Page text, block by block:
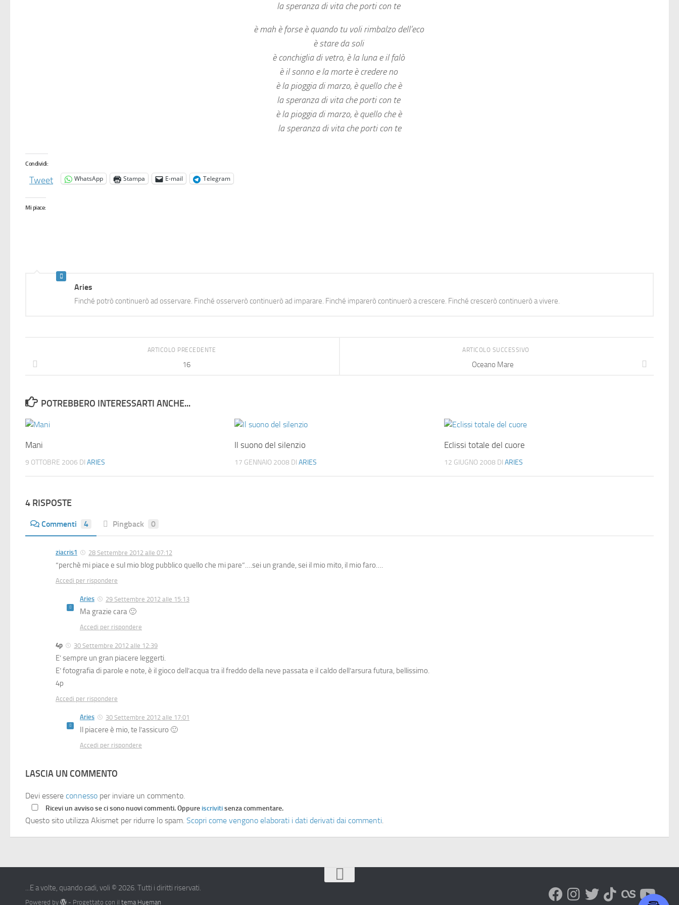
la speranza di vita che porti con te
è mah è forse è quando tu voli rimbalzo dell’eco
è stare da soli
è conchiglia di vetro, è la luna e il falò
è il sonno e la morte è credere no
è la pioggia di marzo, è quello che è
la speranza di vita che porti con te
è la pioggia di marzo, è quello che è
la speranza di vita che porti con te
Condividi:
Tweet WhatsApp Stampa E-mail Telegram
Mi piace:
Aries
Finché potrò continuerò ad osservare. Finché osserverò continuerò ad imparare. Finché imparerò continuerò a crescere. Finché crescerò continuerò a vivere.
ARTICOLO SUCCESSIVO
Oceano Mare
ARTICOLO PRECEDENTE
16
POTREBBERO INTERESSARTI ANCHE...
Mani
9 OTTOBRE 2006 DI ARIES
Il suono del silenzio
17 GENNAIO 2008 DIARIES
Eclissi totale del cuore
12 GIUGNO 2008 DI ARIES
4 RISPOSTE
Commenti 4 Pingback 0
ziacris1 28 Settembre 2012 alle 07:12
“perchè mi piace e sul mio blog pubblico quello che mi pare”….sei un grande, sei il mio mito, il mio faro….
Accedi per rispondere
Aries 29 Settembre 2012 alle 15:13
Ma grazie cara 🙂
Accedi per rispondere
4p 30 Settembre 2012 alle 12:39
E’ sempre un gran piacere leggerti.
E’ fotografia di parole e note, è il gioco dell’acqua tra il freddo della neve passata e il caldo dell’arsura futura, bellissimo.
4p
Accedi per rispondere
Aries 30 Settembre 2012 alle 17:01
Il piacere è mio, te l’assicuro 🙂
Accedi per rispondere
LASCIA UN COMMENTO
Devi essere connesso per inviare un commento.
Ricevi un avviso se ci sono nuovi commenti. Oppure iscrivitisenza commentare.
Questo sito utilizza Akismet per ridurre lo spam. Scopri come vengono elaborati i dati derivati dai commenti.
...E a volte, quando cadi, voli © 2026. Tutti i diritti riservati.
Powered by - Progettato con iltema Hueman